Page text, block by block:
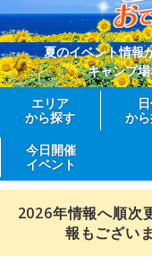
夏のイベント情報
キャンプ
エリア
から探す
か
今日開催
イベント
2026年情報へ順次
報もござい